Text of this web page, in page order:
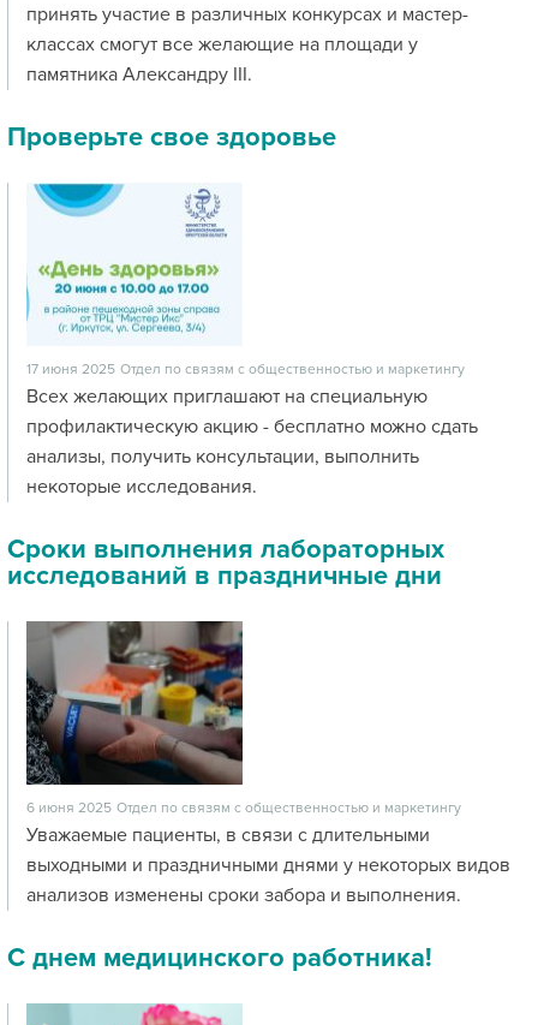
принять участие в различных конкурсах и мастер-
классах смогут все желающие на площади у
памятника Александру III.
Проверьте свое здоровье
17 июня 2025 Отдел по связям с общественностью и маркетингу
Всех желающих приглашают на специальную
профилактическую акцию - бесплатно можно сдать
анализы, получить консультации, выполнить
некоторые исследования.
Сроки выполнения лабораторных
исследований в праздничные дни
6 июня 2025 Отдел по связям с общественностью и маркетингу
Уважаемые пациенты, в связи с длительными
выходными и праздничными днями у некоторых видов
анализов изменены сроки забора и выполнения.
С днем медицинского работника!